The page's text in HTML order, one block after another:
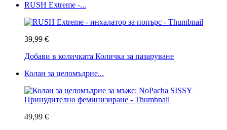
RUSH Extreme -...
39,99 €
Добави в количката Количка за пазаруване
Колан за целомъдрие...
49,99 €